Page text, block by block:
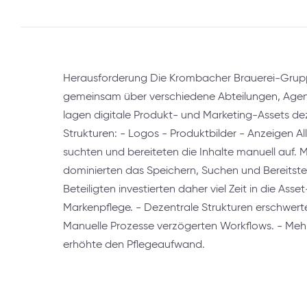
Herausforderung Die Krombacher Brauerei-
gemeinsam über verschiedene Abteilungen,
lagen digitale Produkt- und Marketing-Assets
Strukturen: - Logos - Produktbilder - Anzeigen
suchten und bereiteten die Inhalte manuell auf.
dominierten das Speichern, Suchen und
Beteiligten investierten daher viel Zeit in die
Markenpflege. - Dezentrale Strukturen
Manuelle Prozesse verzögerten Workflows. -
erhöhte den Pflegeaufwand.